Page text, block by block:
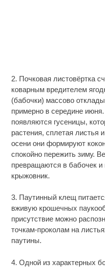
2. Почковая листовёртка
коварным вредителем
(бабочки) массово
примерно в середине
появляются гусеницы,
растения, сплетая листья
осени они формируют
спокойно пережить зиму.
превращаются в бабочек
крыжовник.
3. Паутинный клещ
вживую крошечных
присутствие можно
точкам-проколам на
паутины.
4. Одной из характерных